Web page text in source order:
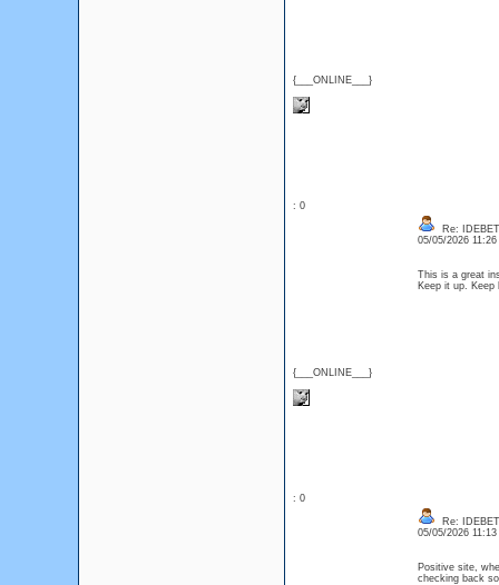
{___ONLINE___}
: 0
{___ONLINE___}
Re: IDEBET
05/05/2026
This is a great
Keep it up.
: 0
Re: IDEBET
05/05/2026
Positive site,
checking back